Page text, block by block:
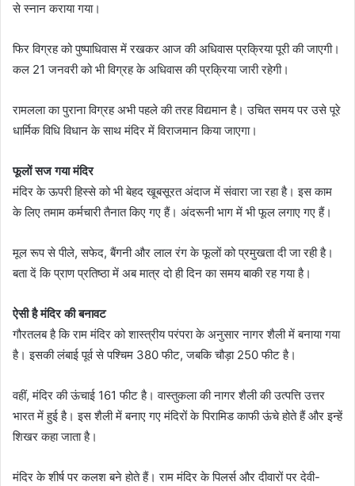
से स्नान कराया गया।
फिर विग्रह को पुष्पाधिवास में रखकर आज की अधिवास प्रक्रिया पूरी की जाएगी।
कल 21 जनवरी को भी विग्रह के अधिवास की प्रक्रिया जारी रहेगी।
रामलला का पुराना विग्रह अभी पहले की तरह विद्यमान है। उचित समय पर उसे पूरे
धार्मिक विधि विधान के साथ मंदिर में विराजमान किया जाएगा।
फूलों सज गया मंदिर
मंदिर के ऊपरी हिस्से को भी बेहद खूबसूरत अंदाज में संवारा जा रहा है। इस काम
के लिए तमाम कर्मचारी तैनात किए गए हैं। अंदरूनी भाग में भी फूल लगाए गए हैं।
मूल रूप से पीले, सफेद, बैंगनी और लाल रंग के फूलों को प्रमुखता दी जा रही है।
बता दें कि प्राण प्रतिष्ठा में अब मात्र दो ही दिन का समय बाकी रह गया है।
ऐसी है मंदिर की बनावट
गौरतलब है कि राम मंदिर को शास्त्रीय परंपरा के अनुसार नागर शैली में बनाया गया
है। इसकी लंबाई पूर्व से पश्चिम 380 फीट, जबकि चौड़ा 250 फीट है।
वहीं, मंदिर की ऊंचाई 161 फीट है। वास्तुकला की नागर शैली की उत्पत्ति उत्तर
भारत में हुई है। इस शैली में बनाए गए मंदिरों के पिरामिड काफी ऊंचे होते हैं और इन्हें
शिखर कहा जाता है।
मंदिर के शीर्ष पर कलश बने होते हैं। राम मंदिर के पिलर्स और दीवारों पर देवी-